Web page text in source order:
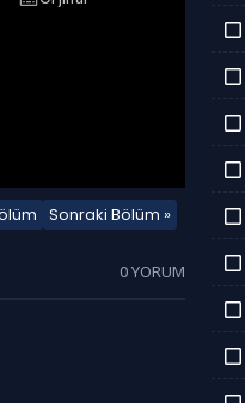
Sonraki Bölüm »
0 YORUM